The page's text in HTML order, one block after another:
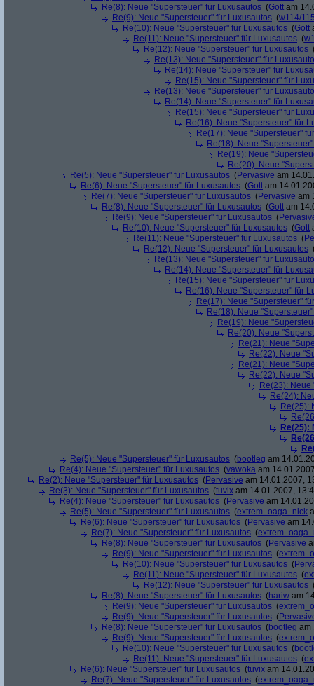
Re(8): Neue "Supersteuer" für Luxusautos (Gott am
Re(9): Neue "Supersteuer" für Luxusautos (w114/
Re(10): Neue "Supersteuer" für Luxusautos (Gott
Re(11): Neue "Supersteuer" für Luxusautos (
Re(12): Neue "Supersteuer" für Luxusautos
Re(13): Neue "Supersteuer" für
Re(14): Neue "Supersteuer" für
Re(15): Neue "Supersteuer" für
Re(13): Neue "Supersteuer" für
Re(14): Neue "Supersteuer" für
Re(15): Neue "Supersteuer" für
Re(16): Neue "Supersteuer" für
Re(17): Neue "Supersteuer"
Re(18): Neue
Re(19): Neue
Re(20): Neue
Re(5): Neue "Supersteuer" für Luxusautos (Pervasive am
Re(6): Neue "Supersteuer" für Luxusautos (Gott am
Re(7): Neue "Supersteuer" für Luxusautos (Pervasive am
Re(8): Neue "Supersteuer" für Luxusautos (Gott am
Re(9): Neue "Supersteuer" für Luxusautos (
Re(10): Neue "Supersteuer" für Luxusautos (Gott
Re(11): Neue "Supersteuer" für Luxusautos (
Re(12): Neue "Supersteuer" für Luxusautos
Re(13): Neue "Supersteuer" für
Re(14): Neue "Supersteuer" für
Re(15): Neue "Supersteuer" für
Re(16): Neue "Supersteuer" für
Re(17): Neue "Supersteuer"
Re(18): Neue
Re(19): Neue
Re(20): Neue
Re(21): Neue
Re(22): Neue
Re(21): Neue
Re(22): Neue
Re(23):
Re(24):
Re(25):
Re(25):
Re(5): Neue "Supersteuer" für Luxusautos (bootleg am
Re(4): Neue "Supersteuer" für Luxusautos (vawoka am
Re(2): Neue "Supersteuer" für Luxusautos (Pervasive am 14.01.2007,
Re(3): Neue "Supersteuer" für Luxusautos (tuvix am 14.01.2007,
Re(4): Neue "Supersteuer" für Luxusautos (Pervasive am
Re(5): Neue "Supersteuer" für Luxusautos (extrem_oaga_nick
Re(6): Neue "Supersteuer" für Luxusautos (Pervasive am
Re(7): Neue "Supersteuer" für Luxusautos (
Re(8): Neue "Supersteuer" für Luxusautos (Pervasive
Re(9): Neue "Supersteuer" für Luxusautos (
Re(10): Neue "Supersteuer" für Luxusautos (
Re(11): Neue "Supersteuer" für Luxusautos (
Re(12): Neue "Supersteuer" für Luxusautos
Re(8): Neue "Supersteuer" für Luxusautos (hariw am
Re(9): Neue "Supersteuer" für Luxusautos (
Re(9): Neue "Supersteuer" für Luxusautos (
Re(8): Neue "Supersteuer" für Luxusautos (bootleg am
Re(9): Neue "Supersteuer" für Luxusautos (
Re(10): Neue "Supersteuer" für Luxusautos (
Re(11): Neue "Supersteuer" für Luxusautos (
Re(6): Neue "Supersteuer" für Luxusautos (tuvix am
Re(7): Neue "Supersteuer" für Luxusautos (